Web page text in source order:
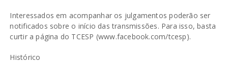
Interessados em acompanhar os julgamentos poderão ser
notificados sobre o início das transmissões. Para isso, basta
curtir a página do TCESP (www.facebook.com/tcesp).
Histórico